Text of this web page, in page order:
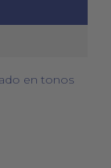
en tonos